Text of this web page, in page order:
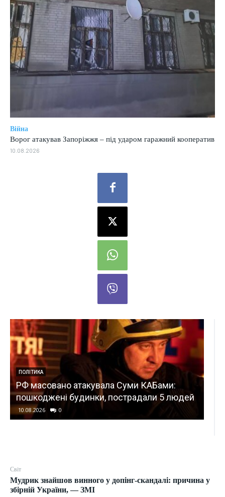
5 людей
Київ втрачає дерева: сотні людей
протестувати, – ФОТО
Світ
Мудрик знайшов винного у допінг-скандалі: причина у
збірній України, — ЗМІ
Війна
Ворог атакував Запоріжжя – під ударом гаражний кооператив
10.08.2026